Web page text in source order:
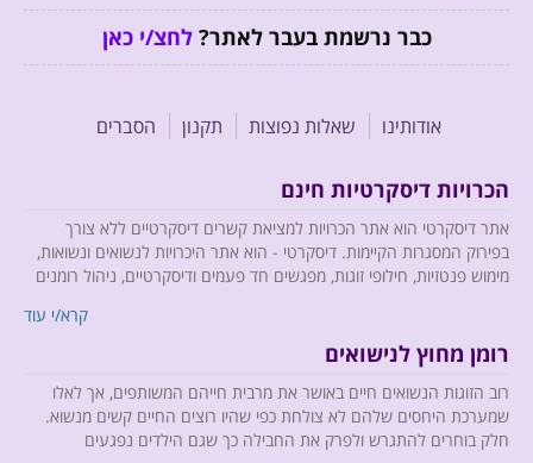
כבר נרשמת בעבר לאתר?לחצ/י כאן
אודותינו שאלות נפוצות תקנון הסברים
הכרויות דיסקרטיות חינם
אתר דיסקרטי הוא אתר הכרויות למציאת קשרים דיסקרטיים ללא צורך
בפירוק המסגרות הקיימות. דיסקרטי - הוא אתר היכרויות לנשואים ונשואות,
מימוש פנטזיות, חילופי זוגות, מפגשים חד פעמים ודיסקרטיים, ניהול רומנים
אנו מביאים לחברי האתר רוח רעננה, כיפית ומהנה, ומשתדלים לחדש
ולהפתיע, כך שב- Descreti לא יהיה רגע אחד משעמם....
קרא/י עוד
רומן מחוץ לנישואים
רוב הזוגות הנשואים חיים באושר את מרבית חייהם המשותפים, אך לאלו
שמערכת היחסים שלהם לא צולחת כפי שהיו רוצים החיים קשים מנשוא.
חלק בוחרים להתגרש ולפרק את החבילה כך שגם הילדים נפגעים